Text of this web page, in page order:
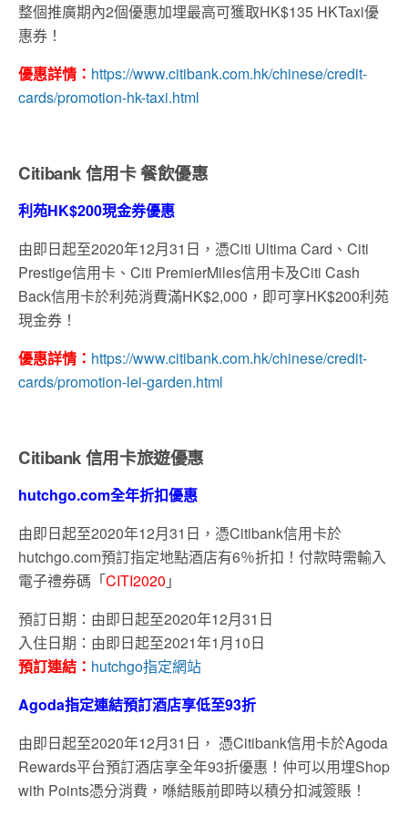
整個推廣期內2個優惠加埋最高可獲取HK$135 HKTaxi優
惠券！
優惠詳情： https://www.citibank.com.hk/chinese/credit-
cards/promotion-hk-taxi.html
Citibank 信用卡 餐飲優惠
利苑HK$200現金券優惠
由即日起至2020年12月31日，憑Citi Ultima Card、Citi
Prestige信用卡、Citi PremierMiles信用卡及Citi Cash
Back信用卡於利苑消費滿HK$2,000，即可享HK$200利苑
現金券！
優惠詳情： https://www.citibank.com.hk/chinese/credit-
cards/promotion-lei-garden.html
Citibank 信用卡旅遊優惠
hutchgo.com全年折扣優惠
由即日起至2020年12月31日，憑Citibank信用卡於
hutchgo.com預訂指定地點酒店有6％折扣！付款時需輸入
電子禮券碼「CITI2020 」
預訂日期：由即日起至2020年12月31日
入住日期：由即日起至2021年1月10日
預訂連結： hutchgo指定網站
Agoda指定連結預訂酒店享低至93折
由即日起至2020年12月31日， 憑Citibank信用卡於Agoda
Rewards平台預訂酒店享全年93折優惠！仲可以用埋Shop
with Points憑分消費，喺結賬前即時以積分扣減簽賬！